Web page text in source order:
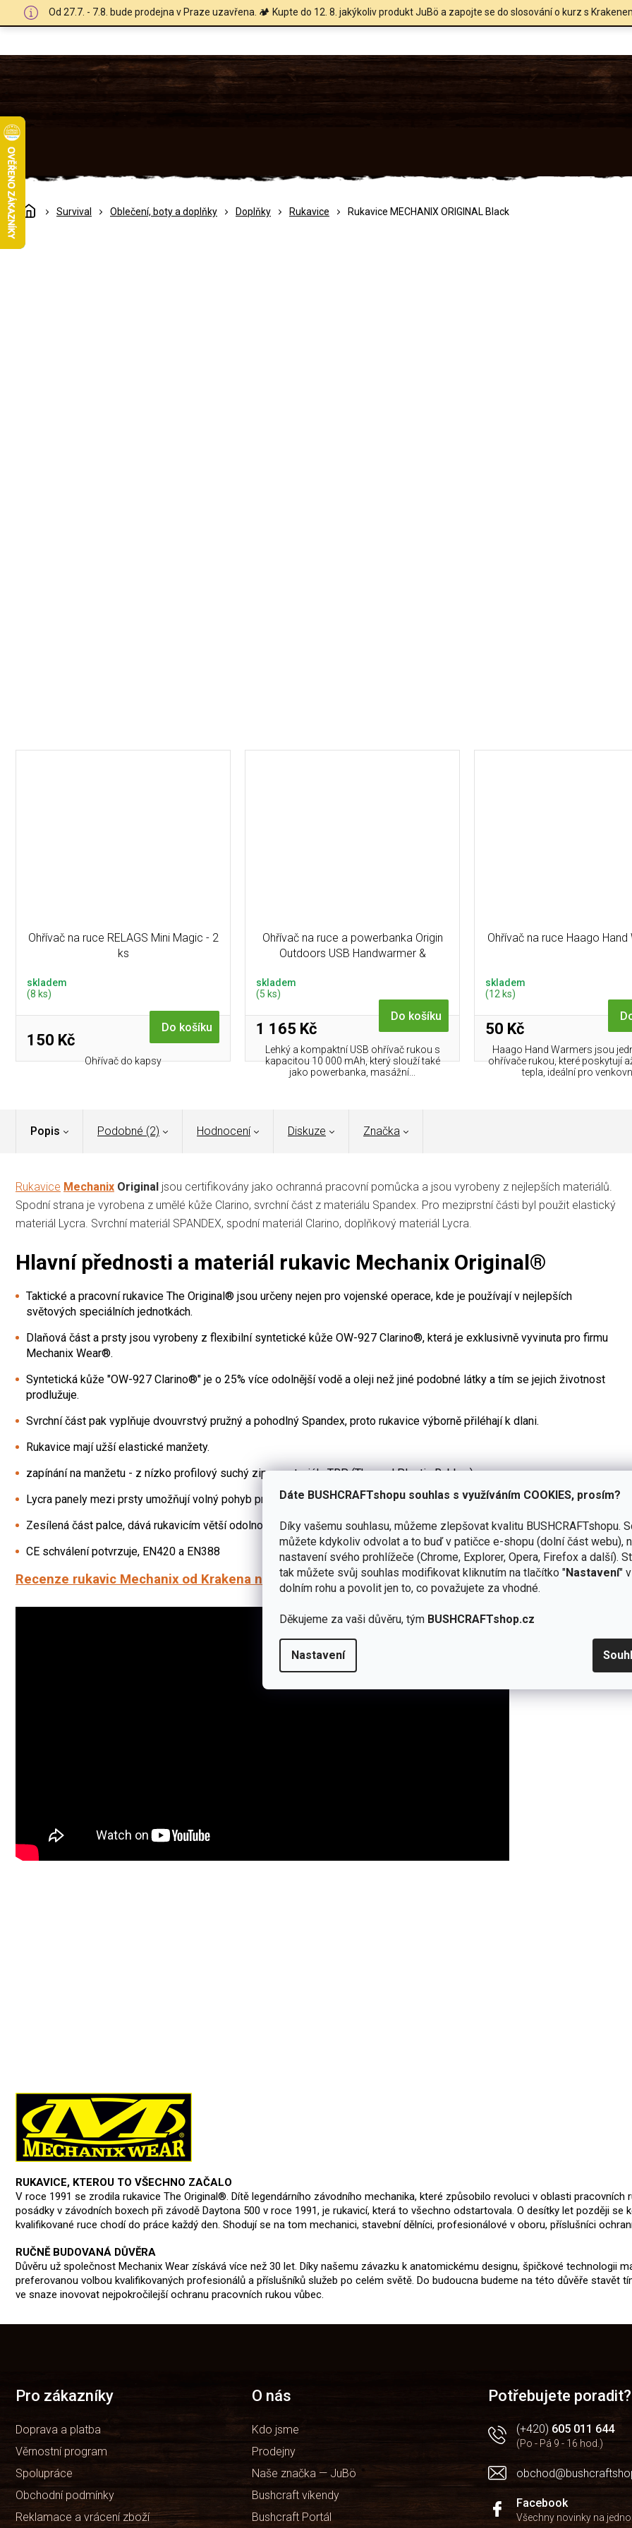
Dáte BUSHCRAFTshopu souhlas s využíváním COOKIES, prosím?
Díky vašemu souhlasu, můžeme zlepšovat kvalitu BUSHCRAFTshopu.
můžete kdykoliv odvolat a to buď v patičce e-shopu (dolní část webu),
nastavení svého prohlížeče (Chrome, Explorer, Opera, Firefox a další).
tak můžete svůj souhlas modifikovat kliknutím na tlačítko "Nastavení"
dolním rohu a povolit jen to, co považujete za vhodné.
Děkujeme za vaši důvěru, tým BUSHCRAFTshop.cz
Nastavení
Od 27.7. - 7.8. bude prodejna v Praze uzavřena. 🏕️ Kupte do 12. 8. jakýkoliv produkt JuBö a zapojte se do slosování o kurz s
DomůSurvival Oblečení, boty a doplňky Doplňky Rukavice Rukavice MECHANIX ORIGINAL Black
Ohřívač na ruce RELAGS Mini Magic - 2
ks
skladem
(8 ks)
150 Kč
Do košíku
Ohřívač do kapsy
Ohřívač na ruce a powerbanka Origin
Outdoors USB Handwarmer &
skladem
(5 ks)
1 165 Kč
Do košíku
Lehký a kompaktní USB ohřívač rukou s
kapacitou 10 000 mAh, který slouží také
jako powerbanka, masážní...
Ohřívač na ruce Haago Hand
skladem
(12 ks)
50 Kč
Haago Hand Warmers jsou
ohřívače rukou, které poskytují
tepla, ideální pro
Popis Podobné (2) Hodnocení Diskuze Značka
Rukavice Mechanix Original jsou certifikovány jako ochranná pracovní pomůcka a jsou vyrobeny z nejlepších materiálů.
Spodní strana je vyrobena z umělé kůže Clarino, svrchní část z materiálu Spandex. Pro meziprstní části byl použit elastický
materiál Lycra. Svrchní materiál SPANDEX, spodní materiál Clarino, doplňkový materiál Lycra.
Hlavní přednosti a materiál rukavic Mechanix Original®
Taktické a pracovní rukavice The Original® jsou určeny nejen pro vojenské operace, kde je používají v nejlepších
světových speciálních jednotkách.
Dlaňová část a prsty jsou vyrobeny z flexibilní syntetické kůže OW-927 Clarino®, která je exklusivně vyvinuta pro firmu
Mechanix Wear®.
Syntetická kůže "OW-927 Clarino®" je o 25% více odolnější vodě a oleji než jiné podobné látky a tím se jejich životnost
prodlužuje.
Svrchní část pak vyplňuje dvouvrstvý pružný a pohodlný Spandex, proto rukavice výborně přiléhají k dlani.
Rukavice mají užší elastické manžety.
zapínání na manžetu - z nízko profilový suchý zip z materiálu TRP (Thermal Plastic Rubber).
Lycra panely mezi prsty umožňují volný pohyb prstů a nedochází k pocení, díky odvětrání.
Zesílená část palce, dává rukavicím větší odolnost proti opotřebení.
CE schválení potvrzuje, EN420 a EN388
Recenze rukavic Mechanix od Krakena najdete na www.BUSHCRAFTportal.cz
RUKAVICE, KTEROU TO VŠECHNO ZAČALO
V roce 1991 se zrodila rukavice The Original®. Dítě legendárního závodního mechanika, které způsobilo revoluci v oblasti pracovních
posádky v závodních boxech při závodě Daytona 500 v roce 1991, je rukavicí, která to všechno odstartovala. O desítky let později
kvalifikované ruce chodí do práce každý den. Shodují se na tom mechanici, stavební dělníci, profesionálové v oboru, příslušníci
RUČNĚ BUDOVANÁ DŮVĚRA
Důvěru už společnost Mechanix Wear získává více než 30 let. Díky našemu závazku k anatomickému designu, špičkové technologii
preferovanou volbou kvalifikovaných profesionálů a příslušníků služeb po celém světě. Do budoucna budeme na této důvěře stavět
ve snaze inovovat nejpokročilejší ochranu pracovních rukou vůbec.
Pro zákazníky
Doprava a platba
Věrnostní program
Spolupráce
Obchodní podmínky
Reklamace a vrácení zboží
O nás
Kdo jsme
Prodejny
Naše značka — JuBö
Bushcraft víkendy
Bushcraft Portál
Potřebujete poradit?
(+420) 605 011 644
(Po - Pá 9 - 16 hod.)
Facebook
Všechny novinky na